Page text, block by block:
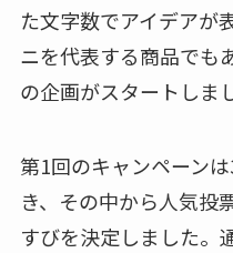
た文字数でアイデアが
ニを代表する商品でも
の企画がスタートしま
第1回のキャンペーン
き、その中から人気投
すびを決定しました。